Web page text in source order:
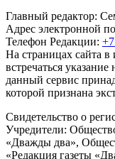
Главный редактор:
Адрес электронной
Телефон Редакции:
На страницах сайта
встречаться
данный сервис
которой признана
Свидетельство о
Учредители:
«Дважды два»,
«Редакция газеты